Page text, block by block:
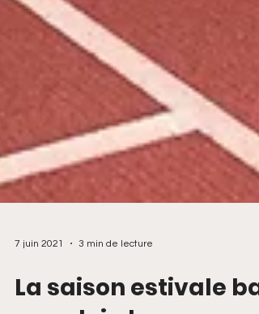
7 juin 2021 3 min de lecture